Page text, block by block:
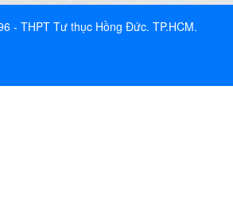
- THPT Tư thục Hồng Đức. TP.HCM.